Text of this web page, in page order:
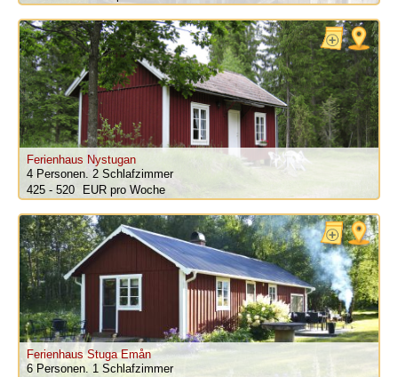
Ferienhaus Nystugan
4 Personen. 2 Schlafzimmer
425 - 520
pro Woche
Ferienhaus Stuga Emån
6 Personen. 1 Schlafzimmer